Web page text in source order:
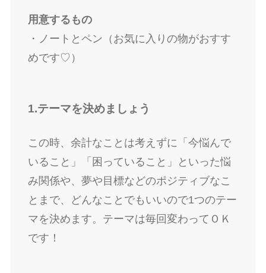
用意するもの
・ノートとペン（お気に入りの物がおすす
めです♡）
1.テーマを決めましょう
この時、余計なことは考えずに「今悩んで
いること」「困っていること」といった悩
み関係や、夢や目標などのポジティブなこ
とまで、どんなことでもいいので1つのテー
マを決めます。テーマは毎回変わってＯＫ
です！